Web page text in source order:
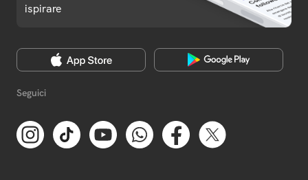
ispirare
Seguici